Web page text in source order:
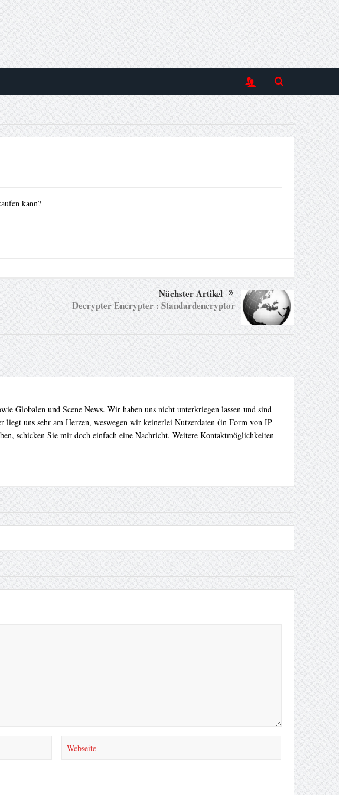
kann?
Nächster Artikel
Decrypter Encrypter : Standardencryptor
Globalen und Scene News. Wir haben uns nicht unterkriegen lassen und sind
uns sehr am Herzen, weswegen wir keinerlei Nutzerdaten (in Form von IP
schicken Sie mir doch einfach eine Nachricht. Weitere Kontaktmöglichkeiten